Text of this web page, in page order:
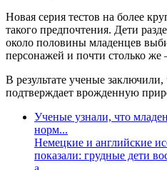
Новая серия тестов на более
такого предпочтения. Дети
около половины младенцев
персонажей и почти столько
В результате ученые
подтверждает врожденную
Ученые узнали, что
норм...
Немецкие и английские
показали: грудные дети